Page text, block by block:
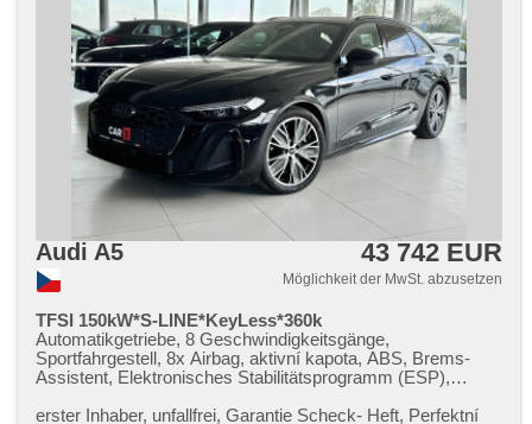
Audi A5 43 742 EUR
Möglichkeit der MwSt. abzusetzen
TFSI 150kW*S-LINE*KeyLess*360k
Automatikgetriebe, 8 Geschwindigkeitsgänge,
Sportfahrgestell, 8x Airbag, aktivní kapota, ABS, Brems-
Assistent, Elektronisches Stabilitätsprogramm (ESP),
asistent rozjezdu do kopce (HSA), ukazatel rychlostního
erster Inhaber,​ unfallfrei,​ Garantie Scheck​- Heft,​ Perfektní